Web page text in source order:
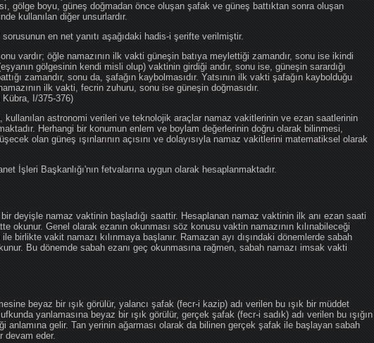
gölge boyu, güneş doğmadan önce oluşan şafak ve güneş battıktan sonra oluşan
kullanılan diğer unsurlardır.
en net yanıtı aşağıdaki hadis-i şerifte verilmiştir.
vardır; öğle namazının ilk vakti güneşin batıya meylettiği zamandır, sonu ise ikindi
gölgesinin kendi misli olup) vaktinin girdiği andır, sonu ise, güneşin sarardığı
zamandır, sonu da, şafağın kaybolmasıdır. Yatsının ilk vakti şafağın kaybolduğu
ilk vakti, fecrin zuhuru, sonu ise güneşin doğmasıdır.
I/375-376)
kullanılan astronomi verileri ve teknolojik araçlar namaz vakitlerinin ve ezan saatlerinin
Herhangi bir konumun enlem ve boylam değerlerinin doğru olarak bilinmesi,
olan güneş ışınlarının açısını ve dolayısıyla namaz vakitlerini matematiksel olarak
İşleri Başkanlığı'nın fetvalarına uygun olarak hesaplanmaktadır.
deyişle namaz vaktinin başladığı saattir. Hesaplanan namaz vaktinin ilk anı ezan saati
okunur. Genel olarak ezanın okunması söz konusu vaktin namazının kılınabileceği
birlikte vakit namazı kılınmaya başlanır. Ramazan ayı dışındaki dönemlerde sabah
Bu dönemde sabah ezanı geç okunmasına rağmen, sabah namazı imsak vakti
beyaz bir ışık görülür, yalancı şafak (fecr-i kazip) adı verilen bu ışık bir müddet
yanlamasına beyaz bir ışık görülür, gerçek şafak (fecr-i sadık) adı verilen bu ışığın
anlamına gelir. Tan yerinin ağarması olarak da bilinen gerçek şafak ile başlayan sabah
devam eder.